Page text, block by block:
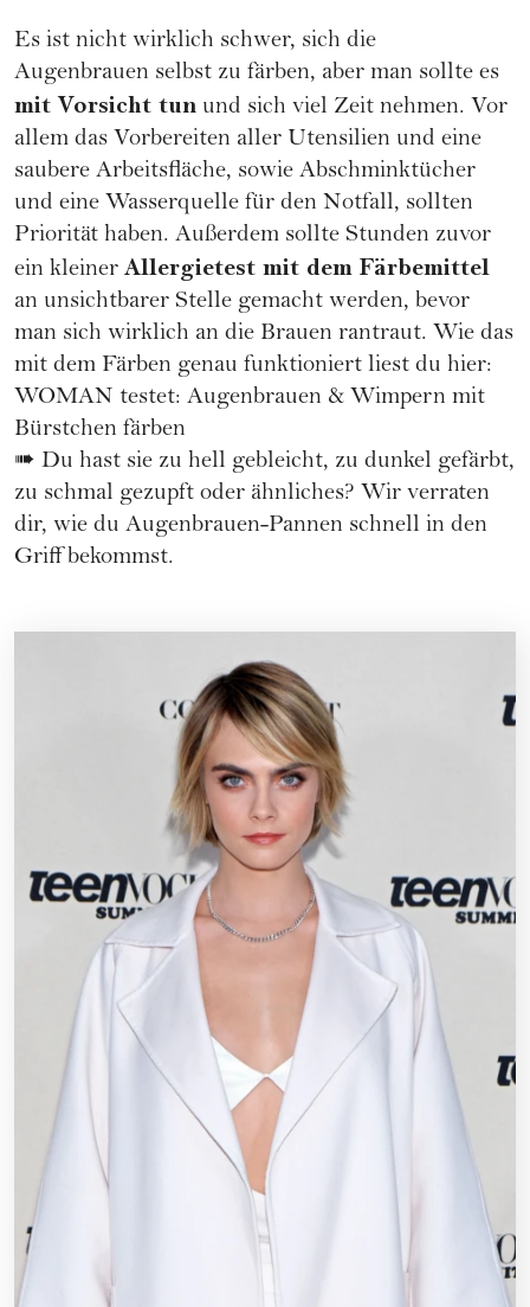
Es ist nicht wirklich schwer, sich die
Augenbrauen selbst zu färben, aber man sollte es
mit Vorsicht tun und sich viel Zeit nehmen. Vor
allem das Vorbereiten aller Utensilien und eine
saubere Arbeitsfläche, sowie Abschminktücher
und eine Wasserquelle für den Notfall, sollten
Priorität haben. Außerdem sollte Stunden zuvor
ein kleiner Allergietest mit dem Färbemittel
an unsichtbarer Stelle gemacht werden, bevor
man sich wirklich an die Brauen rantraut. Wie das
mit dem Färben genau funktioniert liest du hier:
WOMAN testet: Augenbrauen & Wimpern mit
Bürstchen färben
➠ Du hast sie zu hell gebleicht, zu dunkel gefärbt,
zu schmal gezupft oder ähnliches? Wir verraten
dir, wie du Augenbrauen-Pannen schnell in den
Griff bekommst.